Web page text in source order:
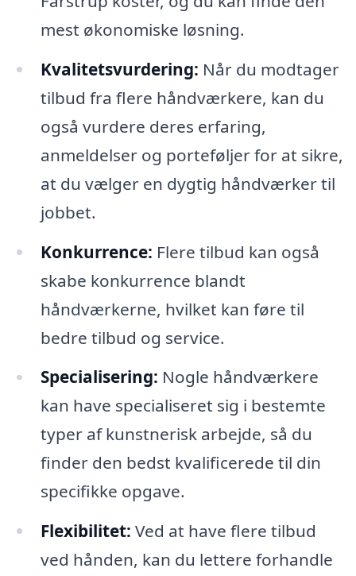
mest økonomiske løsning.
Kvalitetsvurdering: Når du modtager
tilbud fra flere håndværkere, kan du
også vurdere deres erfaring,
anmeldelser og porteføljer for at sikre,
at du vælger en dygtig håndværker til
jobbet.
Konkurrence: Flere tilbud kan også
skabe konkurrence blandt
håndværkerne, hvilket kan føre til
bedre tilbud og service.
Specialisering: Nogle håndværkere
kan have specialiseret sig i bestemte
typer af kunstnerisk arbejde, så du
finder den bedst kvalificerede til din
specifikke opgave.
Flexibilitet: Ved at have flere tilbud
ved hånden, kan du lettere forhandle